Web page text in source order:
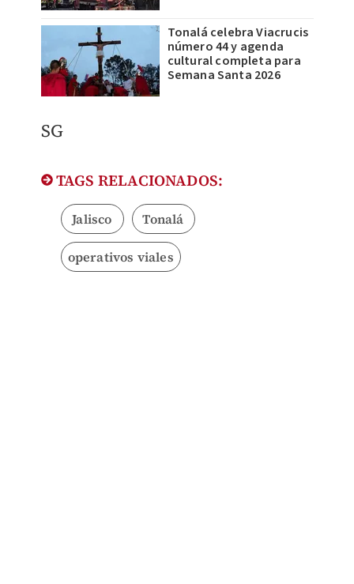
Tonalá celebra Viacrucis
número 44 y agenda
cultural completa para
Semana Santa 2026
SG
TAGS RELACIONADOS:
Jalisco Tonalá
operativos viales